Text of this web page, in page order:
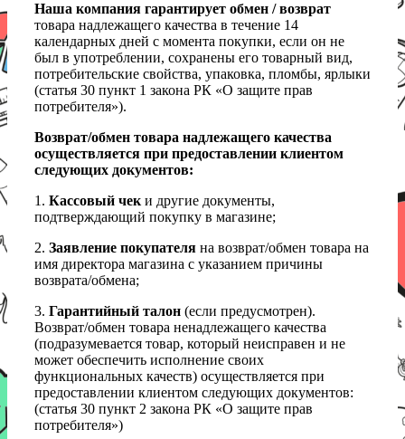
Наша компания гарантирует обмен / возврат
товара надлежащего качества в течение 14
календарных дней с момента покупки, если он не
был в употреблении, сохранены его товарный вид,
потребительские свойства, упаковка, пломбы, ярлыки
(статья 30 пункт 1 закона РК «О защите прав
потребителя»).
Возврат/обмен товара надлежащего качества
осуществляется при предоставлении клиентом
следующих документов:
1. Кассовый чеки другие документы,
подтверждающий покупку в магазине;
2. Заявление покупателя на возврат/обмен товара на
имя директора магазина с указанием причины
возврата/обмена;
3. Гарантийный талон (если предусмотрен).
Возврат/обмен товара ненадлежащего качества
(подразумевается товар, который неисправен и не
может обеспечить исполнение своих
функциональных качеств) осуществляется при
предоставлении клиентом следующих документов:
(статья 30 пункт 2 закона РК «О защите прав
потребителя»)